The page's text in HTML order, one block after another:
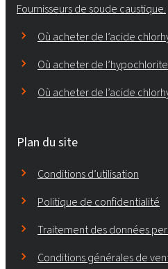
Fournisseurs de soude caustique.
Où acheter de l’acide
Où acheter de
Où acheter de l’acide
Plan du site
Conditions d’utilisation
Politique de confidentialité
Traitement des données
Conditions générales de